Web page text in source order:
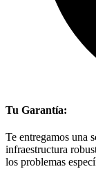
Tu Garantía:
Te entregamos una
infraestructura
los problemas